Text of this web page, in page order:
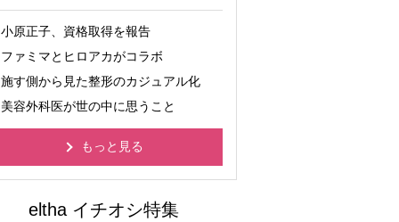
小原正子、資格取得を報告
ファミマとヒロアカがコラボ
施す側から見た整形のカジュアル化
美容外科医が世の中に思うこと
もっと見る